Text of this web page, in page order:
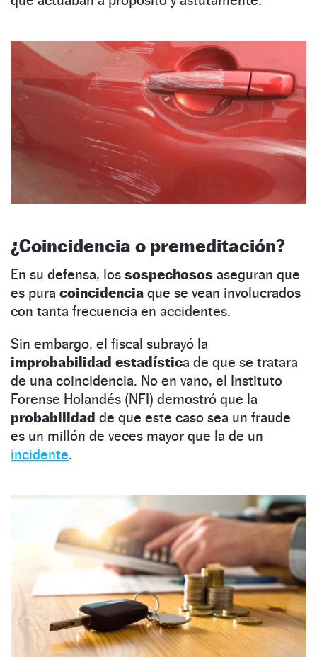
¿Coincidencia o premeditación?
En su defensa, los sospechosos aseguran que
es pura coincidencia que se vean involucrados
con tanta frecuencia en accidentes.
Sin embargo, el fiscal subrayó la
improbabilidad estadística de que se tratara
de una coincidencia. No en vano, el Instituto
Forense Holandés (NFI) demostró que la
probabilidad de que este caso sea un fraude
es un millón de veces mayor que la de un
incidente.